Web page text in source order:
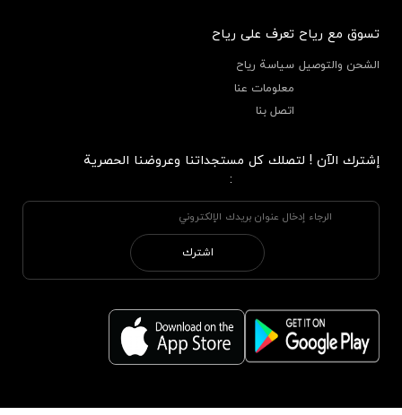
تسوق مع رياح
الشحن والتوصيل
تعرف على رياح
سياسة رياح
معلومات عنا
اتصل بنا
إشترك الآن ! لتصلك كل مستجداتنا وعروضنا الحصرية
:
اشترك